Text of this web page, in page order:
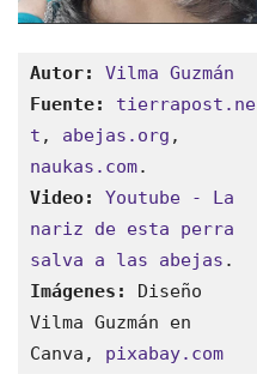
Autor:
Vilma Guzmán
Fuente:
tierrapost.ne
t , abejas.org
naukas.com.
Video:
Youtube - La
nariz de esta perra
salva a las abejas .
Imágenes:
Diseño
Vilma Guzmán en
Canva, pixabay.com